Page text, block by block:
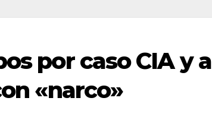
por caso CIA y a
«narco»